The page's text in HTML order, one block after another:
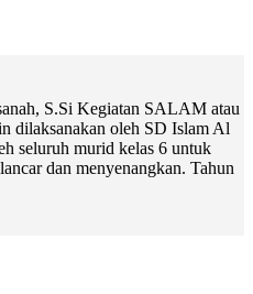
S.Si Kegiatan SALAM atau
dilaksanakan oleh SD Islam Al
seluruh murid kelas 6 untuk
dan menyenangkan. Tahun